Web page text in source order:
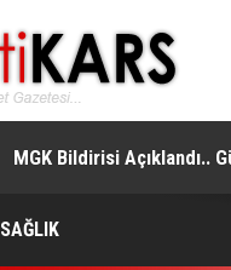
MGK Bildirisi Açıklandı..
SAĞLIK